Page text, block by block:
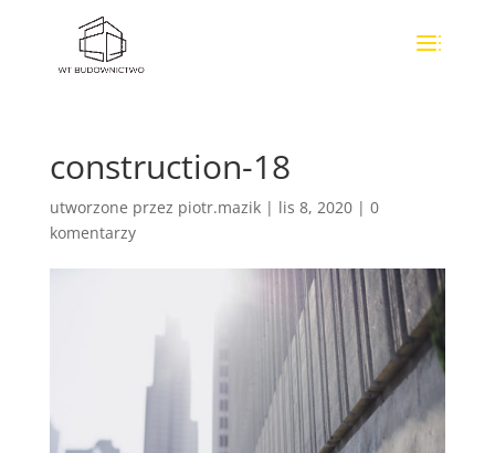
construction-18
utworzone przez piotr.mazik| lis 8, 2020| 0
komentarzy